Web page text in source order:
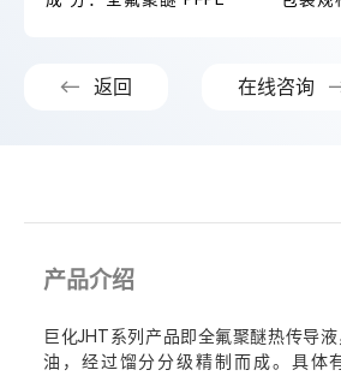
返回 在线咨询
产品介绍
巨化JHT系列产品即全氟聚醚热传导
油，经过馏分分级精制而成。具体